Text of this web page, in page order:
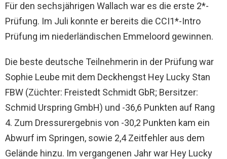
Für den sechsjährigen Wallach war es die erste 2*-
Prüfung. Im Juli konnte er bereits die CCI1*-Intro
Prüfung im niederländischen Emmeloord gewinnen.
Die beste deutsche Teilnehmerin in der Prüfung war
Sophie Leube mit dem Deckhengst Hey Lucky Stan
FBW (Züchter: Freistedt Schmidt GbR; Bersitzer:
Schmid Urspring GmbH) und -36,6 Punkten auf Rang
4. Zum Dressurergebnis von -30,2 Punkten kam ein
Abwurf im Springen, sowie 2,4 Zeitfehler aus dem
Gelände hinzu. Im vergangenen Jahr war Hey Lucky